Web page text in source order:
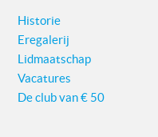
Historie
Eregalerij
Lidmaatschap
Vacatures
De club van € 50